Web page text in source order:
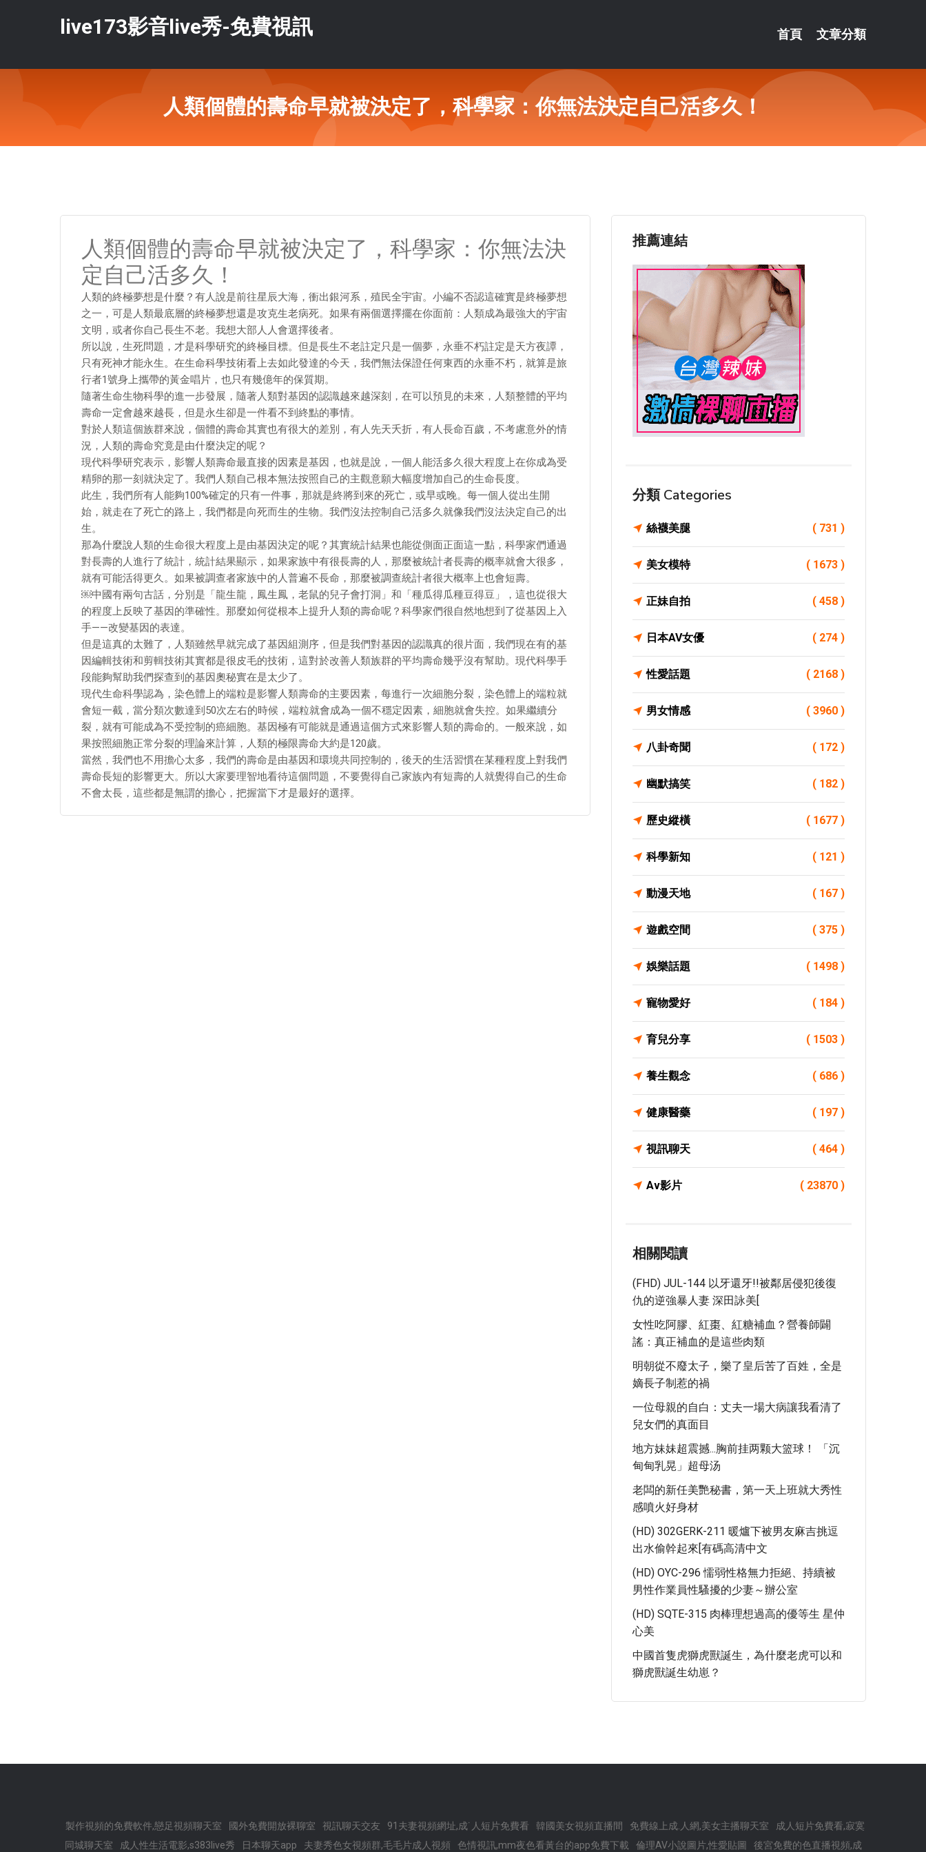
live173影音live秀-免費視訊 首頁 文章分類
人類個體的壽命早就被決定了，科學家：你無法決定自己活多久！
人類個體的壽命早就被決定了，科學家：你無法決
定自己活多久！
人類的終極夢想是什麼？有人說是前往星辰大海，衝出銀河系，殖民全宇宙。小編不否認這確實是終極夢想
之一，可是人類最底層的終極夢想還是攻克生老病死。如果有兩個選擇擺在你面前：人類成為最強大的宇宙
文明，或者你自己長生不老。我想大部人人會選擇後者。
所以說，生死問題，才是科學研究的終極目標。但是長生不老註定只是一個夢，永垂不朽註定是天方夜譚，
只有死神才能永生。在生命科學技術看上去如此發達的今天，我們無法保證任何東西的永垂不朽，就算是旅
行者1號身上攜帶的黃金唱片，也只有幾億年的保質期。
隨著生命生物科學的進一步發展，隨著人類對基因的認識越來越深刻，在可以預見的未來，人類整體的平均
壽命一定會越來越長，但是永生卻是一件看不到終點的事情。
對於人類這個族群來說，個體的壽命其實也有很大的差別，有人先天夭折，有人長命百歲，不考慮意外的情
況，人類的壽命究竟是由什麼決定的呢？
現代科學研究表示，影響人類壽命最直接的因素是基因，也就是說，一個人能活多久很大程度上在你成為受
精卵的那一刻就決定了。我們人類自己根本無法按照自己的主觀意願大幅度增加自己的生命長度。
此生，我們所有人能夠100%確定的只有一件事，那就是終將到來的死亡，或早或晚。每一個人從出生開
始，就走在了死亡的路上，我們都是向死而生的生物。我們沒法控制自己活多久就像我們沒法決定自己的出
生。
那為什麼說人類的生命很大程度上是由基因決定的呢？其實統計結果也能從側面正面這一點，科學家們通過
對長壽的人進行了統計，統計結果顯示，如果家族中有很長壽的人，那麼被統計者長壽的概率就會大很多，
就有可能活得更久。如果被調查者家族中的人普遍不長命，那麼被調查統計者很大概率上也會短壽。
￼中國有兩句古話，分別是「龍生龍，鳳生鳳，老鼠的兒子會打洞」和「種瓜得瓜種豆得豆」，這也從很大
的程度上反映了基因的準確性。那麼如何從根本上提升人類的壽命呢？科學家們很自然地想到了從基因上入
手——改變基因的表達。
但是這真的太難了，人類雖然早就完成了基因組測序，但是我們對基因的認識真的很片面，我們現在有的基
因編輯技術和剪輯技術其實都是很皮毛的技術，這對於改善人類族群的平均壽命幾乎沒有幫助。現代科學手
段能夠幫助我們探查到的基因奧秘實在是太少了。
現代生命科學認為，染色體上的端粒是影響人類壽命的主要因素，每進行一次細胞分裂，染色體上的端粒就
會短一截，當分類次數達到50次左右的時候，端粒就會成為一個不穩定因素，細胞就會失控。如果繼續分
裂，就有可能成為不受控制的癌細胞。基因極有可能就是通過這個方式來影響人類的壽命的。一般來說，如
果按照細胞正常分裂的理論來計算，人類的極限壽命大約是120歲。
當然，我們也不用擔心太多，我們的壽命是由基因和環境共同控制的，後天的生活習慣在某種程度上對我們
壽命長短的影響更大。所以大家要理智地看待這個問題，不要覺得自己家族內有短壽的人就覺得自己的生命
不會太長，這些都是無謂的擔心，把握當下才是最好的選擇。
推薦連結
分類 Categories
絲襪美腿 ( 731 )
美女模特 ( 1673 )
正妹自拍 ( 458 )
日本AV女優 ( 274 )
性愛話題 ( 2168 )
男女情感 ( 3960 )
八卦奇聞 ( 172 )
幽默搞笑 ( 182 )
歷史縱橫 ( 1677 )
科學新知 ( 121 )
動漫天地 ( 167 )
遊戲空間 ( 375 )
娛樂話題 ( 1498 )
寵物愛好 ( 184 )
育兒分享 ( 1503 )
養生觀念 ( 686 )
健康醫藥 ( 197 )
視訊聊天 ( 464 )
Av影片 ( 23870 )
相關閱讀
(FHD) JUL-144 以牙還牙!!被鄰居侵犯後復
仇的逆強暴人妻 深田詠美[
女性吃阿膠、紅棗、紅糖補血？營養師闢
謠：真正補血的是這些肉類
明朝從不廢太子，樂了皇后苦了百姓，全是
嫡長子制惹的禍
一位母親的自白：丈夫一場大病讓我看清了
兒女們的真面目
地方妹妹超震撼...胸前挂两颗大篮球！ 「沉
甸甸乳晃」超母汤
老闆的新任美艷秘書，第一天上班就大秀性
感噴火好身材
(HD) 302GERK-211 暖爐下被男友麻吉挑逗
出水偷幹起來[有碼高清中文
(HD) OYC-296 懦弱性格無力拒絕、持續被
男性作業員性騷擾的少妻～辦公室
(HD) SQTE-315 肉棒理想過高的優等生 星仲
心美
中國首隻虎獅虎獸誕生，為什麼老虎可以和
獅虎獸誕生幼崽？
製作視頻的免費軟件,戀足視頻聊天室 國外免費開放裸聊室 視訊聊天交友 91夫妻視頻網址,成˙人短片免費看 韓國美女視頻直播間 免費線上成.人網,美女主播聊天室
成人短片免費看,寂寞
同城聊天室
成人性生活電影,s383live秀 日本聊天app 夫妻秀色女視頻群,毛毛片成人視頻 色情視訊,mm夜色看黃台的app免費下載 倫理AV小說圖片,性愛貼圖 後宮免費的色直播視頻,成